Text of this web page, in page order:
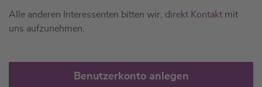
Alle anderen Interessenten bitten wir, direkt Kontakt mit
uns aufzunehmen.
Benutzerkonto anlegen